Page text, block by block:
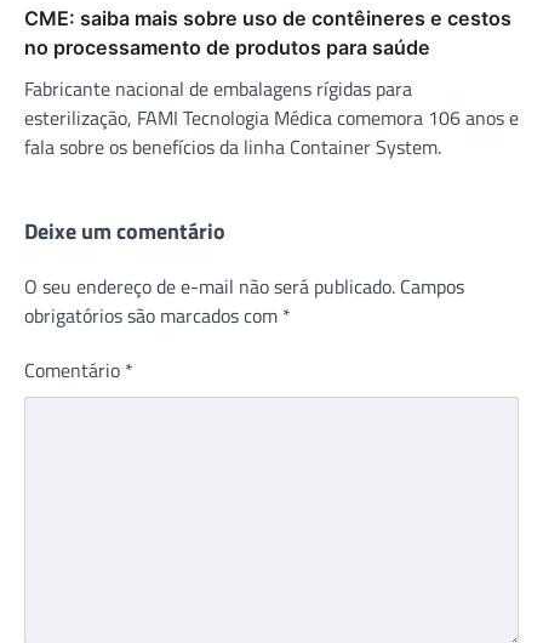
CME: saiba mais sobre uso de contêineres e cestos
no processamento de produtos para saúde
Fabricante nacional de embalagens rígidas para
esterilização, FAMI Tecnologia Médica comemora 106 anos e
fala sobre os benefícios da linha Container System.
Deixe um comentário
O seu endereço de e-mail não será publicado. Campos
obrigatórios são marcados com *
Comentário *